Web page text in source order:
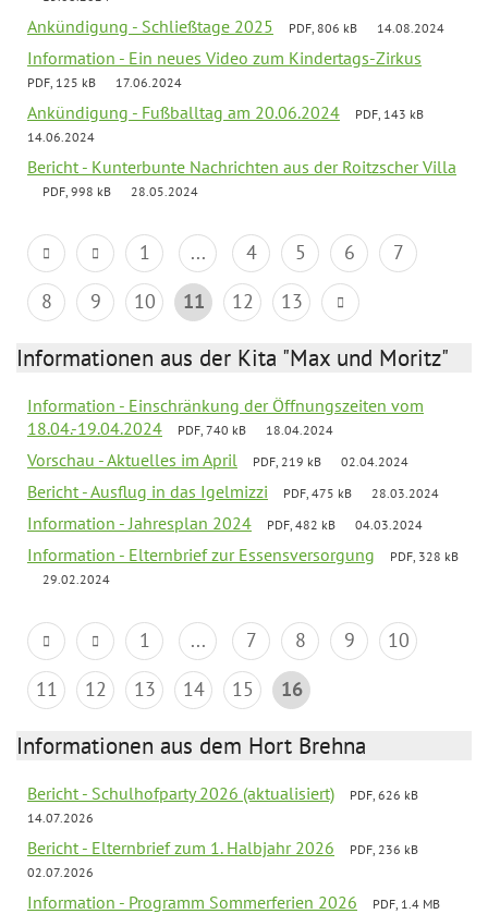
Ankündigung - Schließtage 2025 PDF, 806 kB 14.08.2024
Information - Ein neues Video zum Kindertags-Zirkus
PDF, 125 kB 17.06.2024
Ankündigung - Fußballtag am 20.06.2024
PDF, 143 kB
14.06.2024
Bericht - Kunterbunte Nachrichten aus der Roitzscher Villa
PDF, 998 kB 28.05.2024
1 ... 4 5 6
7
8
9 10 11 12 13
Informationen aus der Kita "Max und Moritz"
Information - Einschränkung der Öffnungszeiten vom
18.04.-19.04.2024
PDF, 740 kB 18.04.2024
Vorschau - Aktuelles im April PDF, 219 kB 02.04.2024
Bericht - Ausflug in das Igelmizzi PDF, 475 kB 28.03.2024
Information - Jahresplan 2024 PDF, 482 kB 04.03.2024
Information - Elternbrief zur Essensversorgung
PDF, 328 kB
29.02.2024
1 ... 7 8 9
10
11
12 13 14 15 16
Informationen aus dem Hort Brehna
Bericht - Schulhofparty 2026 (aktualisiert)
PDF, 626 kB
14.07.2026
Bericht - Elternbrief zum 1. Halbjahr 2026
PDF, 236 kB
02.07.2026
Information - Programm Sommerferien 2026
PDF, 1.4 MB